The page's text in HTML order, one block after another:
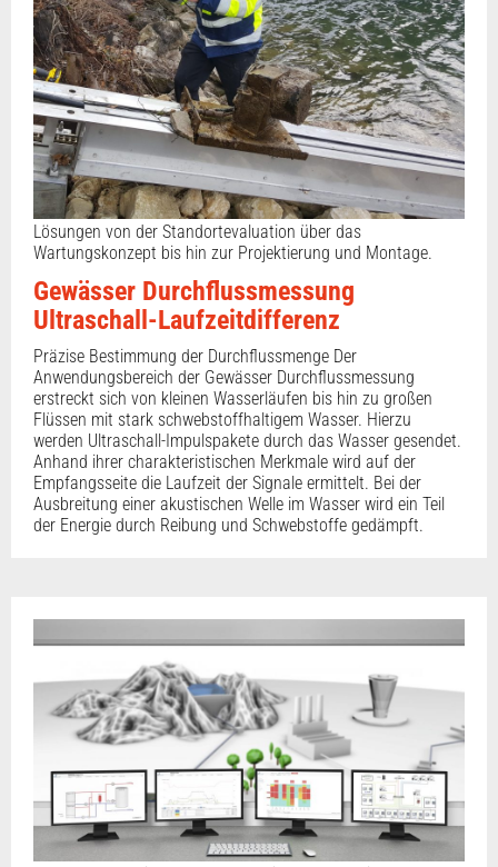
Lösungen von der Standortevaluation über das
Wartungskonzept bis hin zur Projektierung und Montage.
Gewässer Durchflussmessung
Ultraschall-Laufzeitdifferenz
Präzise Bestimmung der Durchflussmenge Der
Anwendungsbereich der Gewässer Durchflussmessung
erstreckt sich von kleinen Wasserläufen bis hin zu großen
Flüssen mit stark schwebstoffhaltigem Wasser. Hierzu
werden Ultraschall-Impulspakete durch das Wasser gesendet.
Anhand ihrer charakteristischen Merkmale wird auf der
Empfangsseite die Laufzeit der Signale ermittelt. Bei der
Ausbreitung einer akustischen Welle im Wasser wird ein Teil
der Energie durch Reibung und Schwebstoffe gedämpft.